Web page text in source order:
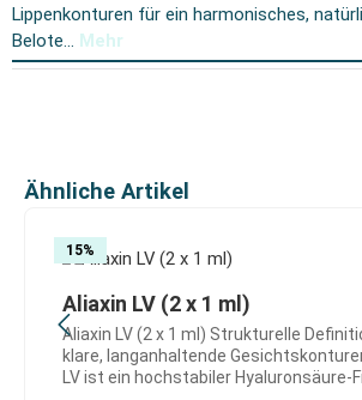
Lippenkonturen für ein harmonisches,
Belote… Mehr
Produktgalerie überspringen
Ähnliche Artikel
15%
Aliaxin LV (2 x 1 ml)
Aliaxin LV (2 x 1 ml) Strukturelle Definition für
klare, langanhaltende Gesichtskonturen
LV ist ein hochstabiler Hyaluronsäure-